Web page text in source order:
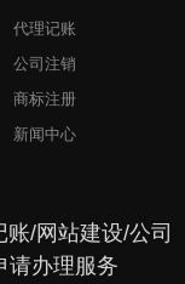
代理记账
公司注销
商标注册
新闻中心
/网站建设/公司
请办理服务